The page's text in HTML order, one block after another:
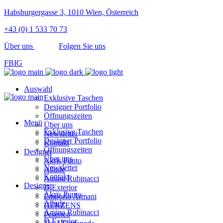
Habsburgergasse 3, 1010 Wien, Österreich
+43 (0) 1 533 70 73
Über uns
Folgen Sie uns
FBIG
Auswahl
Exklusive Taschen
Designer Portfolio
Öffnungszeiten
Über uns
Newsletter
Kontakt
Designer
Akris Punto
Allude
Amina Rubinacci
D.Exterior
Emporio Armani
HERZENS
Peserico
Menü
Exklusive Taschen
Designer Portfolio
Öffnungszeiten
Über uns
Newsletter
Kontakt
Designer
Akris Punto
Allude
Amina Rubinacci
D.Exterior